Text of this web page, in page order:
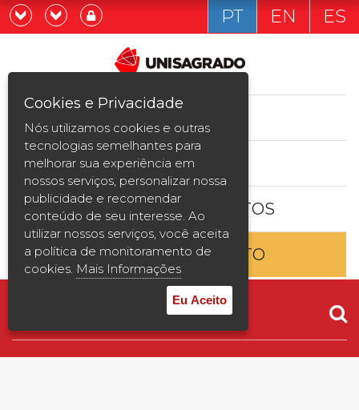
Graduação
Pós-graduação e MBA
Curta Duração
Vestibular
2ª Graduação
Transferência
Reingresso
Já sou estudande
Quero ser estudante
PT EN ES
ESTUDE AQUI
BOLSAS E DESCONTOS
ENTRE EM CONTATO
Cookies e Privacidade
Nós utilizamos cookies e outras
tecnologias semelhantes para
melhorar sua experiência em
nossos serviços, personalizar nossa
publicidade e recomendar
conteúdo de seu interesse. Ao
utilizar nossos serviços, você aceita
a política de monitoramento de
cookies. Mais Informações
Eu Aceito